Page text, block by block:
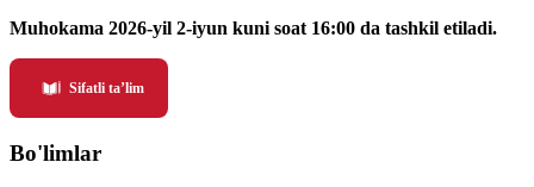
Muhokama 2026-yil 2-iyun kuni soat 16:00 da tashkil etiladi.
Sifatli ta’lim
Bo'limlar